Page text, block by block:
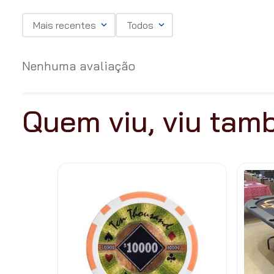
Mais recentes Todos
Nenhuma avaliação
Quem viu, viu